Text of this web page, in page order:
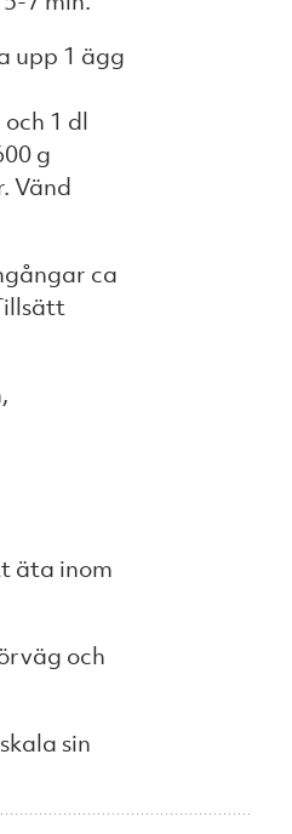
upp 1 ägg
1 dl
g
Vänd
ca
äta inom
och
sin